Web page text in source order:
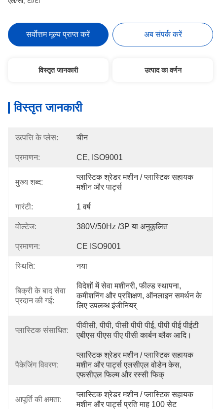
सर्वोत्तम मूल्य प्राप्त करें अब संपर्क करें
विस्तृत जानकारी उत्पाद का वर्णन
विस्तृत जानकारी
उत्पत्ति के प्लेस: चीन
प्रमाणन: CE, ISO9001
मुख्य शब्द:
प्लास्टिक श्रेडर मशीन / प्लास्टिक सहायक
मशीन और पार्ट्स
गारंटी: 1 वर्ष
वोल्टेज: 380V/50Hz /3P या अनुकूलित
प्रमाणन: CE ISO9001
स्थिति: नया
बिक्री के बाद सेवा
प्रदान की गई:
विदेशों में सेवा मशीनरी, फील्ड स्थापना,
कमीशनिंग और प्रशिक्षण, ऑनलाइन समर्थन के
लिए उपलब्ध इंजीनियर्
प्लास्टिक संसाधित:
पीवीसी, पीपी, पीसी पीपी पीई, पीपी पीई पीईटी
एबीएस पीएस पीए पीसी कार्बन ब्लैक आदि।
पैकेजिंग विवरण:
प्लास्टिक श्रेडर मशीन / प्लास्टिक सहायक
मशीन और पार्ट्स एलसीएल वोडेन केस,
एफसीएल फिल्म और रस्सी फिक्
आपूर्ति की क्षमता:
प्लास्टिक श्रेडर मशीन / प्लास्टिक सहायक
मशीन और पार्ट्स प्रति माह 100 सेट